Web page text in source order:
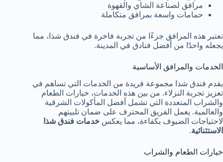
مرافق لصناعة الشاي والقهوة
حمامات واسعة بمرافق متكاملة
تعتبر هذه المرافق جزءًا من تجربة فاخرة في فندق شذا، مما
يجعله واحدًا من أفضل فنادق في المدينة.
الخدمات والمرافق الأساسية
يقدم فندق شذا مجموعة فريدة من الخدمات التي تساهم في
تعزيز تجربة النزلاء. من بين هذه الخدمات، خيارات الطعام
والشراب المتعددة التي تشمل أفضل المأكولات الشرقية
والعالمية. يعمل الفريق المحترف على ضمان تلبيتهم
لاحتياجات الضيوف بكفاءة، مما يعكس خدمات فندق شذا
الاستثنائية.
خيارات الطعام والشراب